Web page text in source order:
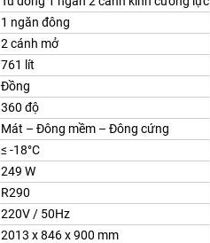
1 ngăn đông
2 cánh mở
761 lít
Đồng
360 độ
Mát – Đông mềm – Đông cứng
≤ -18°C
249 W
R290
220V / 50Hz
2013 x 846 x 900 mm